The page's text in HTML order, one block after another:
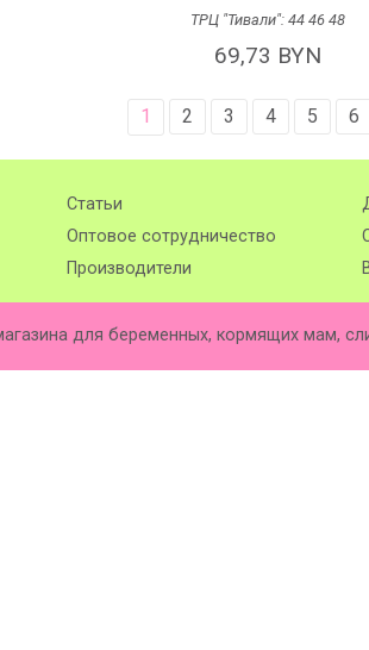
ТРЦ "Тивали": 44 46 48
69,73 BYN
1 2 3 4 5 6
Статьи
Оптовое сотрудничество
Производители
для беременных, кормящих мам,